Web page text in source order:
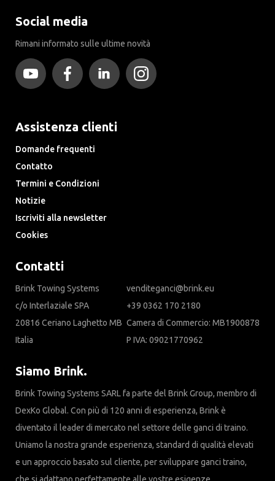
Social media
Rimani informato sulle ultime novità
Assistenza clienti
Domande frequenti
Contatto
Termini e Condizioni
Notizie
Iscriviti alla newsletter
Cookies
Contatti
Brink Towing Systems
c/o Interlaziale SPA
20816 Ceriano Laghetto MB
Italia
venditeganci@brink.eu
+39 0362 170 2180
Camera di Commercio: MB1900878
P IVA: 09021770962
Siamo Brink.
Brink Towing Systems SARL fa parte del Brink Group, membro di
DexKo Global. Con più di 120 anni di esperienza, Brink è
diventato il leader di mercato nel settore delle ganci di traino.
Uniamo la nostra grande esperienza, standard di qualità elevati
e un approccio basato sul cliente, per sviluppare ganci traino,